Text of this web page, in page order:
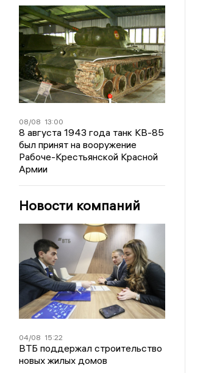
08/08 13:00
8 августа 1943 года танк КВ-85
был принят на вооружение
Рабоче-Крестьянской Красной
Армии
Новости компаний
04/08 15:22
ВТБ поддержал строительство
новых жилых домов